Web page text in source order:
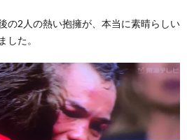
の2人の熱い抱擁が、本当に素晴らしい
した。